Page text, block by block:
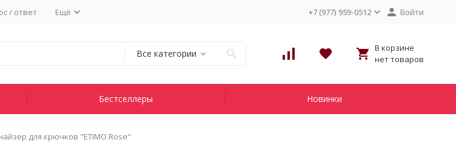
/ ответ Ещё +7 (977) 959-0512 Войти
Все категории
В корзине
нет товаров
Бестселлеры Новинки
для крючков "ETIMO Rose"